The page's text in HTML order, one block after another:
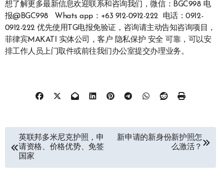
想了解更多最新信息欢迎联系和咨询我们，微信：BGC998 电
报@BGC998 Whats app：+63 912-0912-222 电话：0912-
0912-222 优先使用TG电报免验证，咨询请主动告知咨询项目，
菲律宾MAKATI 实体公司，客户 隐私保护 安全 可靠，可以安
排工作人员上门取件或前往我们办公室提交办理业务。
章
导
英联邦多米尼克护照，申
请资格、价格优势、免签
国家
新申请的新身份新护照怎
么激活？